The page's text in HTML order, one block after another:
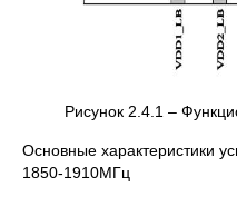
Рисунок 2.4.1 –
Основные характеристики
1850-1910МГц